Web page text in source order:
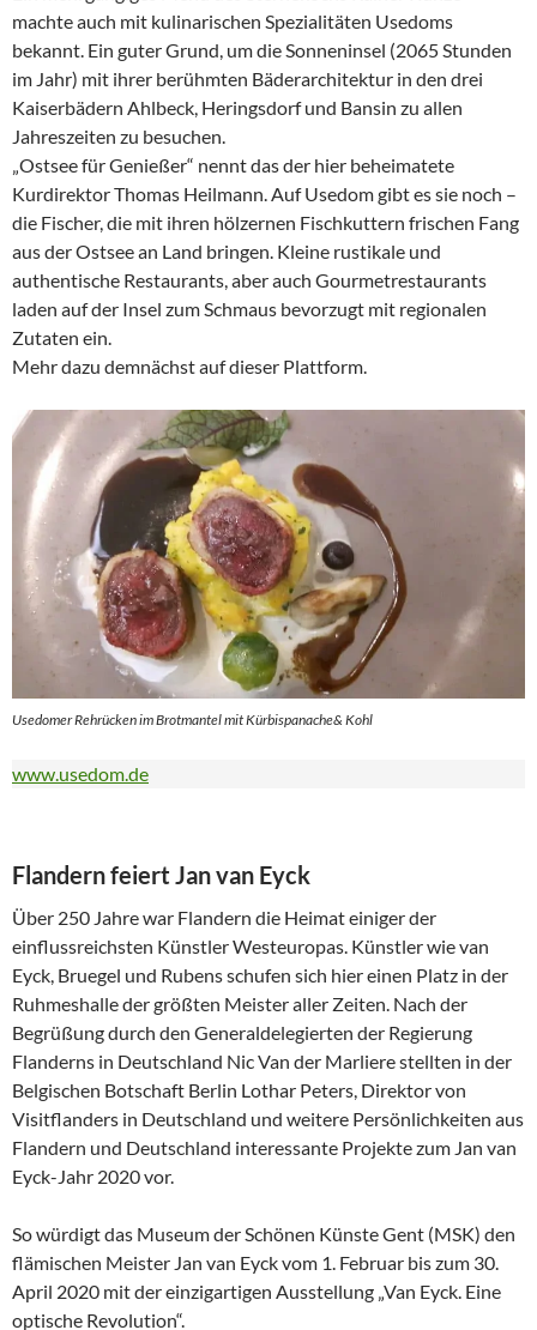
machte auch mit kulinarischen Spezialitäten Usedoms
bekannt. Ein guter Grund, um die Sonneninsel (2065 Stunden
im Jahr) mit ihrer berühmten Bäderarchitektur in den drei
Kaiserbädern Ahlbeck, Heringsdorf und Bansin zu allen
Jahreszeiten zu besuchen.
„Ostsee für Genießer“ nennt das der hier beheimatete
Kurdirektor Thomas Heilmann. Auf Usedom gibt es sie noch –
die Fischer, die mit ihren hölzernen Fischkuttern frischen Fang
aus der Ostsee an Land bringen. Kleine rustikale und
authentische Restaurants, aber auch Gourmetrestaurants
laden auf der Insel zum Schmaus bevorzugt mit regionalen
Zutaten ein.
Mehr dazu demnächst auf dieser Plattform.
Usedomer Rehrücken im Brotmantel mit Kürbispanache& Kohl
www.usedom.de
Flandern feiert Jan van Eyck
Über 250 Jahre war Flandern die Heimat einiger der
einflussreichsten Künstler Westeuropas. Künstler wie van
Eyck, Bruegel und Rubens schufen sich hier einen Platz in der
Ruhmeshalle der größten Meister aller Zeiten. Nach der
Begrüßung durch den Generaldelegierten der Regierung
Flanderns in Deutschland Nic Van der Marliere stellten in der
Belgischen Botschaft Berlin Lothar Peters, Direktor von
Visitflanders in Deutschland und weitere Persönlichkeiten aus
Flandern und Deutschland interessante Projekte zum Jan van
Eyck-Jahr 2020 vor.
So würdigt das Museum der Schönen Künste Gent (MSK) den
flämischen Meister Jan van Eyck vom 1. Februar bis zum 30.
April 2020 mit der einzigartigen Ausstellung „Van Eyck. Eine
optische Revolution“.